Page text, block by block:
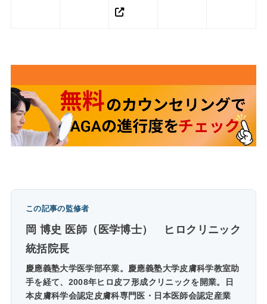
この記事の監修者
岡 博史 医師（医学博士）
ヒロクリニック
統括院長
慶應義塾大学医学部卒業。慶應義塾大学皮膚科学教室助
手を経て、2008年ヒロ皮フ形成クリニックを開業。日
本皮膚科学会認定皮膚科専門医・日本医師会認定産業